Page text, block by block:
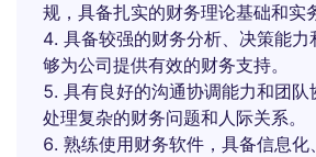
规，具备扎实的财务理论基础和实
具备较强的财务分析、决策能力
够为公司提供有效的财务支持。
具有良好的沟通协调能力和团队
处理复杂的财务问题和人际关系。
熟练使用财务软件，具备信息化